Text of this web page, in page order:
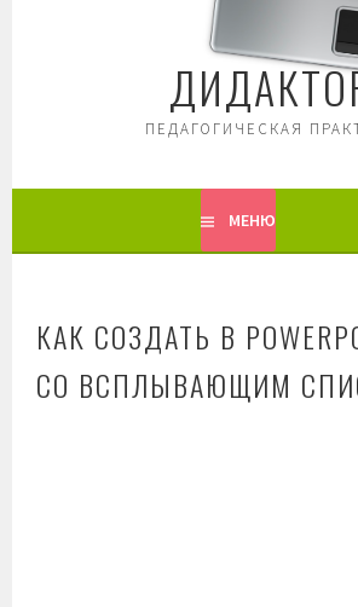
ПЕДАГОГИЧЕСКАЯ
МЕНЮ
КАК СОЗДАТЬ В
СО ВСПЛЫВАЮЩИМ